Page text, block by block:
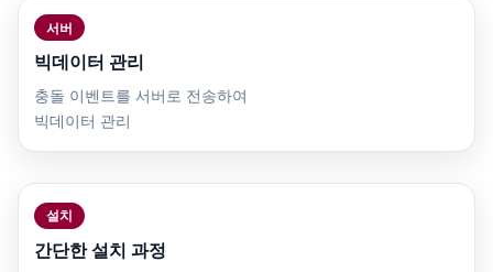
서버
빅데이터 관리
충돌 이벤트를 서버로 전송하여
빅데이터 관리
설치
간단한 설치 과정